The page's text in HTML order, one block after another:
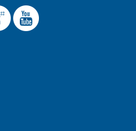
Offizielle